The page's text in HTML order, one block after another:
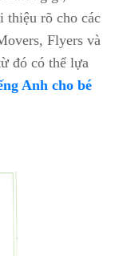
thiệu rõ cho các
Flyers và
đó có thể lựa
Anh cho bé